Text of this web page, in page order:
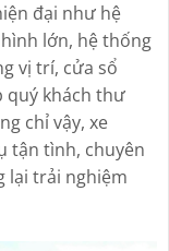
đại như hệ
lớn, hệ thống
vị trí, cửa sổ
quý khách thư
chỉ vậy, xe
tận tình, chuyên
lại trải nghiệm